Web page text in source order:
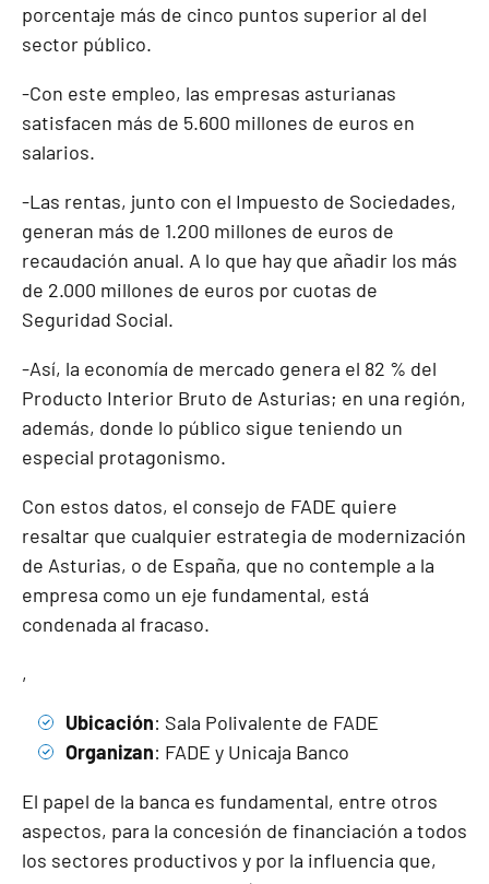
porcentaje más de cinco puntos superior al del
sector público.
-Con este empleo, las empresas asturianas
satisfacen más de 5.600 millones de euros en
salarios.
-Las rentas, junto con el Impuesto de Sociedades,
generan más de 1.200 millones de euros de
recaudación anual. A lo que hay que añadir los más
de 2.000 millones de euros por cuotas de
Seguridad Social.
-Así, la economía de mercado genera el 82 % del
Producto Interior Bruto de Asturias; en una región,
además, donde lo público sigue teniendo un
especial protagonismo.
Con estos datos, el consejo de FADE quiere
resaltar que cualquier estrategia de modernización
de Asturias, o de España, que no contemple a la
empresa como un eje fundamental, está
condenada al fracaso.
,
Ubicación: Sala Polivalente de FADE
Organizan: FADE y Unicaja Banco
El papel de la banca es fundamental, entre otros
aspectos, para la concesión de financiación a todos
los sectores productivos y por la influencia que,